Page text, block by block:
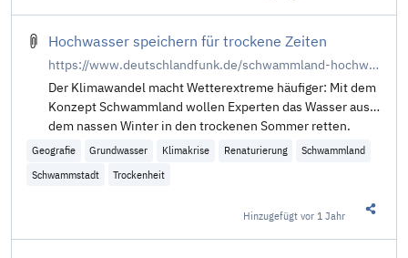
Hochwasser speichern für trockene Zeiten
https://www.deutschlandfunk.de/schwammland-hochwasser-speichern-fuer-trockene-zeiten-dlf-3884101c-100.html
Der Klimawandel macht Wetterextreme häufiger: Mit dem
Konzept Schwammland wollen Experten das Wasser aus
dem nassen Winter in den trockenen Sommer retten.
Geografie Grundwasser Klimakrise Renaturierung
Schwammland
Schwammstadt
Trockenheit
Hinzugefügtvor 1 Jahr